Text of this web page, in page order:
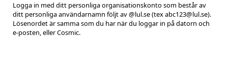
Logga in med ditt personliga organisationskonto som består av
ditt personliga användarnamn följt av @lul.se (tex abc123@lul.se).
Lösenordet är samma som du har när du loggar in på datorn och
e-posten, eller Cosmic.